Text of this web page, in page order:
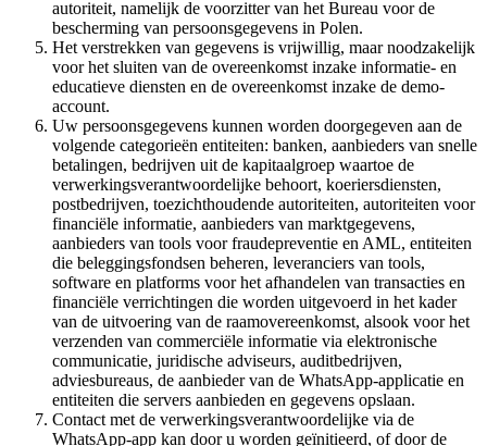
autoriteit, namelijk de voorzitter van het Bureau voor de
bescherming van persoonsgegevens in Polen.
Het verstrekken van gegevens is vrijwillig, maar noodzakelijk
voor het sluiten van de overeenkomst inzake informatie- en
educatieve diensten en de overeenkomst inzake de demo-
account.
Uw persoonsgegevens kunnen worden doorgegeven aan de
volgende categorieën entiteiten: banken, aanbieders van snelle
betalingen, bedrijven uit de kapitaalgroep waartoe de
verwerkingsverantwoordelijke behoort, koeriersdiensten,
postbedrijven, toezichthoudende autoriteiten, autoriteiten voor
financiële informatie, aanbieders van marktgegevens,
aanbieders van tools voor fraudepreventie en AML, entiteiten
die beleggingsfondsen beheren, leveranciers van tools,
software en platforms voor het afhandelen van transacties en
financiële verrichtingen die worden uitgevoerd in het kader
van de uitvoering van de raamovereenkomst, alsook voor het
verzenden van commerciële informatie via elektronische
communicatie, juridische adviseurs, auditbedrijven,
adviesbureaus, de aanbieder van de WhatsApp-applicatie en
entiteiten die servers aanbieden en gegevens opslaan.
Contact met de verwerkingsverantwoordelijke via de
WhatsApp-app kan door u worden geïnitieerd, of door de